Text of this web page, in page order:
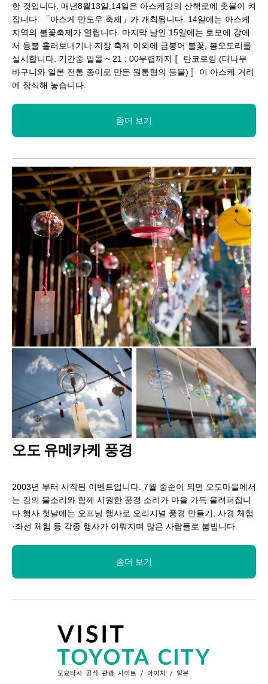
한 것입니다. 매년8월13일,14일은 아스케강의 산책로에 촛불이 켜
집니다. 「아스케 만도우 축제」가 개최됩니다. 14일에는 아스케
지역의 불꽃축제가 열립니다. 마지막 날인 15일에는 토모에 강에
서 등불 흘러보내기나 지장 축제 이외에 금붕어 불꽃, 봉오도리를
실시합니다. 기간중 일몰 ~ 21 : 00무렵까지 〚탄코로링 (대나무
바구니와 일본 전통 종이로 만든 원통형의 등불) 〛이 아스케 거리
에 장식해 놓습니다.
좀더 보기
오도 유메카케 풍경
2003년 부터 시작된 이벤트입니다. 7월 중순이 되면 오도마을에서
는 강의 물소리와 함께 시원한 풍경 소리가 마을 가득 울려퍼집니
다.행사 첫날에는 오프닝 행사로 오리지널 풍경 만들기, 사경 체험
·좌선 체험 등 각종 행사가 이뤄지며 많은 사람들로 붐빕니다.
좀더 보기